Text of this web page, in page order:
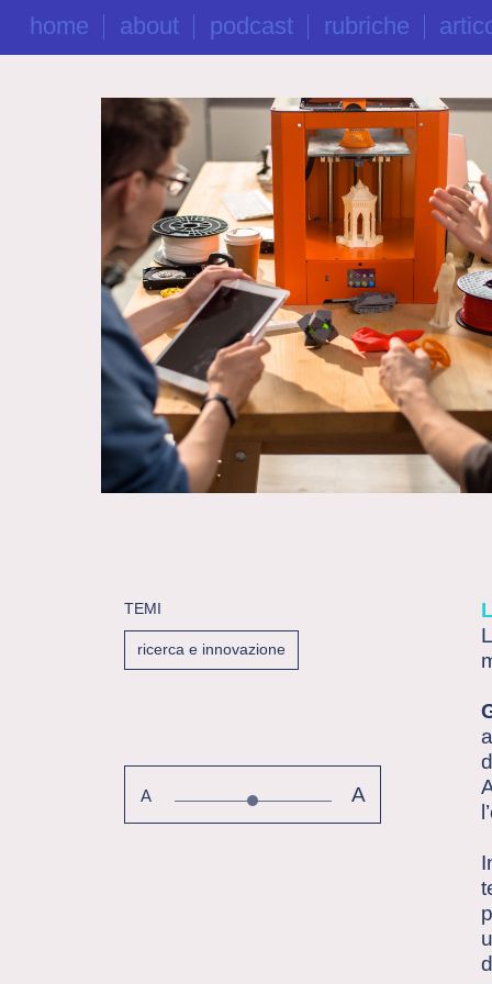
home about podcast rubriche
TEMI
ricerca e innovazione
A A